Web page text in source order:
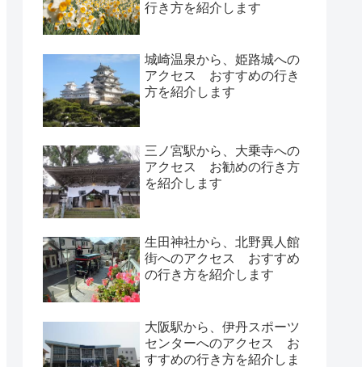
行き方を紹介します
城崎温泉から、姫路城への
アクセス おすすめの行き
方を紹介します
三ノ宮駅から、大乗寺への
アクセス お勧めの行き方
を紹介します
生田神社から、北野異人館
街へのアクセス おすすめ
の行き方を紹介します
大阪駅から、伊丹スポーツ
センターへのアクセス お
すすめの行き方を紹介しま